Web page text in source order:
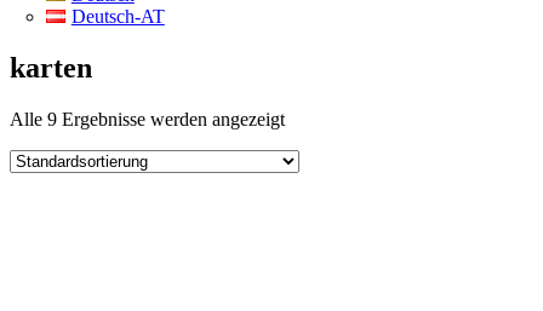
Deutsch-AT
karten
Alle 9 Ergebnisse werden angezeigt